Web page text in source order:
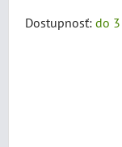
Dostupnosť: do